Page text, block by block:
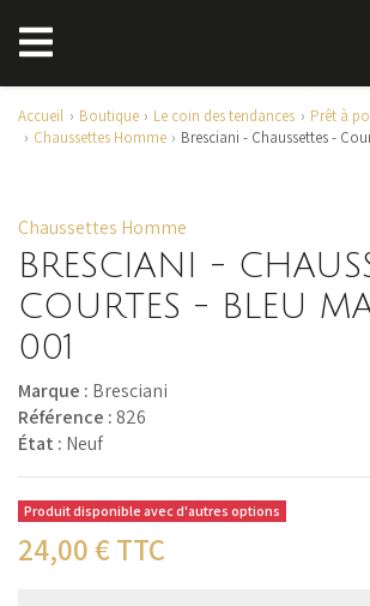
Accueil Boutique Le coin des tendances
Prêt à
Chaussettes Homme
Bresciani - Chaussettes -
Chaussettes Homme
BRESCIANI -
COURTES - BLEU
001
Marque : Bresciani
Référence :826
État : Neuf
Produit disponible avec d'autres options
24,00€ TTC